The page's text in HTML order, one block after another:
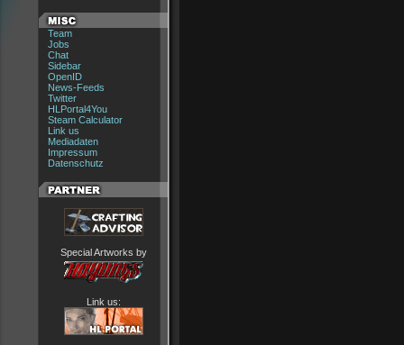
Team
Jobs
Chat
Sidebar
OpenID
News-Feeds
Twitter
HLPortal4You
Steam Calculator
Link us
Mediadaten
Impressum
Datenschutz
Special Artworks by
Link us: